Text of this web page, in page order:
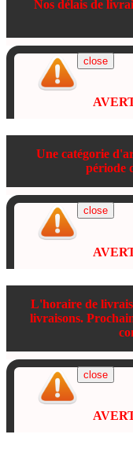
Nos délais de
close
Une catégorie
période
close
L'horaire de
livraisons.
close